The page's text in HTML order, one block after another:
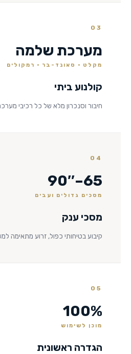
03
מערכת שלמה
מקלט · סאונד-בר · רמקולים
קולנוע ביתי
חיבור וסנכרון מלא של כל רכיבי
04
65–90″
מסכים גדולים ועבים
מסכי ענק
קיבוע בטיחותי כפול, זרוע מתאימה
05
100%
מוכן לשימוש
הגדרה ראשונית